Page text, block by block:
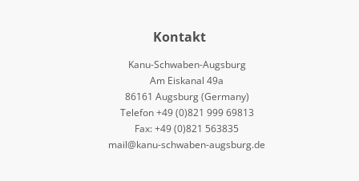
Kontakt
Kanu-Schwaben-Augsburg
Am Eiskanal 49a
86161 Augsburg (Germany)
Telefon +49 (0)821 999 69813
Fax: +49 (0)821 563835
mail@kanu-schwaben-augsburg.de